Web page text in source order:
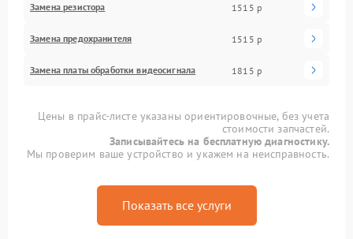
Замена резистора 1515 р
Замена предохранителя 1515 р
Замена платы обработки видеосигнала 1815 р
Цены в прайс-листе указаны ориентировочные, без учета
стоимости запчастей.
Записывайтесь на бесплатную диагностику.
Мы проверим ваше устройство и укажем на неисправность.
Показать все услуги